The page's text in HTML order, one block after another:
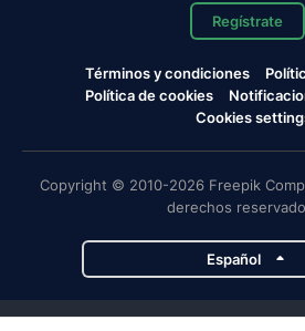
Regístrate
Términos y condiciones
Política de cookies
Cookies
Copyright © 2010-2026 Freepik
derechos
Español